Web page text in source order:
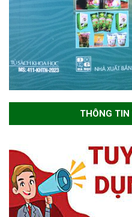
THÔNG TIN